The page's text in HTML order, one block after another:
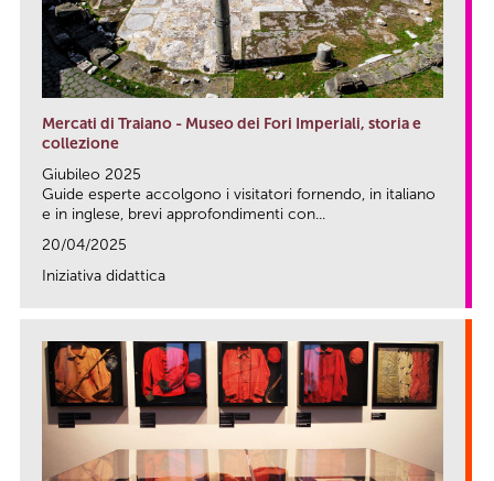
Mercati di Traiano - Museo dei Fori Imperiali, storia e
collezione
Giubileo 2025
Guide esperte accolgono i visitatori fornendo, in italiano
e in inglese, brevi approfondimenti con...
20/04/2025
Iniziativa didattica